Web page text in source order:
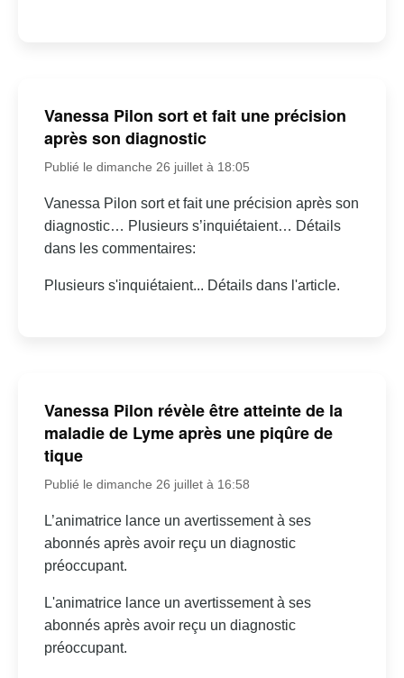
Vanessa Pilon sort et fait une précision
après son diagnostic
Publié le dimanche 26 juillet à 18:05
Vanessa Pilon sort et fait une précision après son
diagnostic… Plusieurs s’inquiétaient… Détails
dans les commentaires:
Plusieurs s'inquiétaient... Détails dans l'article.
Vanessa Pilon révèle être atteinte de la
maladie de Lyme après une piqûre de
tique
Publié le dimanche 26 juillet à 16:58
L’animatrice lance un avertissement à ses
abonnés après avoir reçu un diagnostic
préoccupant.
L'animatrice lance un avertissement à ses
abonnés après avoir reçu un diagnostic
préoccupant.